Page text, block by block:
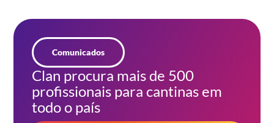
Comunicados
Clan procura mais de 500
profissionais para cantinas em
todo o país